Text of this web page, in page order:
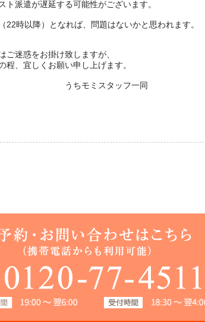
ト派遣が遅延する可能性がございます。
22時以降）となれば、問題はないかと思われます。
ご迷惑をお掛け致しますが、
程、宜しくお願い申し上げます。
モミスタッフ一同